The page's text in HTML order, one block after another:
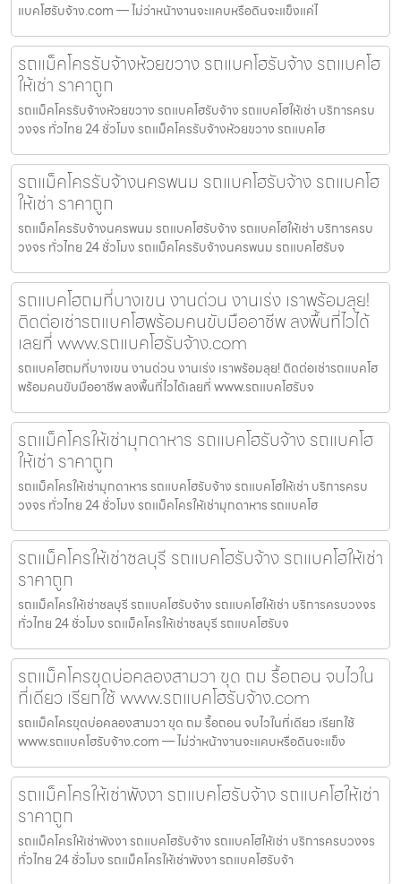
แบคโฮรับจ้าง.com — ไม่ว่าหน้างานจะแคบหรือดินจะแข็งแค่ไ
รถแม็คโครรับจ้างห้วยขวาง รถแบคโฮรับจ้าง รถแบคโฮ
ให้เช่า ราคาถูก
รถแม็คโครรับจ้างห้วยขวาง รถแบคโฮรับจ้าง รถแบคโฮให้เช่า บริการครบ
วงจร ทั่วไทย 24 ชั่วโมง รถแม็คโครรับจ้างห้วยขวาง รถแบคโฮ
รถแม็คโครรับจ้างนครพนม รถแบคโฮรับจ้าง รถแบคโฮ
ให้เช่า ราคาถูก
รถแม็คโครรับจ้างนครพนม รถแบคโฮรับจ้าง รถแบคโฮให้เช่า บริการครบ
วงจร ทั่วไทย 24 ชั่วโมง รถแม็คโครรับจ้างนครพนม รถแบคโฮรับจ
รถแบคโฮถมที่บางเขน งานด่วน งานเร่ง เราพร้อมลุย!
ติดต่อเช่ารถแบคโฮพร้อมคนขับมืออาชีพ ลงพื้นที่ไวได้
เลยที่ www.รถแบคโฮรับจ้าง.com
รถแบคโฮถมที่บางเขน งานด่วน งานเร่ง เราพร้อมลุย! ติดต่อเช่ารถแบคโฮ
พร้อมคนขับมืออาชีพ ลงพื้นที่ไวได้เลยที่ www.รถแบคโฮรับจ
รถแม็คโครให้เช่ามุกดาหาร รถแบคโฮรับจ้าง รถแบคโฮ
ให้เช่า ราคาถูก
รถแม็คโครให้เช่ามุกดาหาร รถแบคโฮรับจ้าง รถแบคโฮให้เช่า บริการครบ
วงจร ทั่วไทย 24 ชั่วโมง รถแม็คโครให้เช่ามุกดาหาร รถแบคโฮ
รถแม็คโครให้เช่าชลบุรี รถแบคโฮรับจ้าง รถแบคโฮให้เช่า
ราคาถูก
รถแม็คโครให้เช่าชลบุรี รถแบคโฮรับจ้าง รถแบคโฮให้เช่า บริการครบวงจร
ทั่วไทย 24 ชั่วโมง รถแม็คโครให้เช่าชลบุรี รถแบคโฮรับจ
รถแม็คโครขุดบ่อคลองสามวา ขุด ถม รื้อถอน จบไวใน
ที่เดียว เรียกใช้ www.รถแบคโฮรับจ้าง.com
รถแม็คโครขุดบ่อคลองสามวา ขุด ถม รื้อถอน จบไวในที่เดียว เรียกใช้
www.รถแบคโฮรับจ้าง.com — ไม่ว่าหน้างานจะแคบหรือดินจะแข็ง
รถแม็คโครให้เช่าพังงา รถแบคโฮรับจ้าง รถแบคโฮให้เช่า
ราคาถูก
รถแม็คโครให้เช่าพังงา รถแบคโฮรับจ้าง รถแบคโฮให้เช่า บริการครบวงจร
ทั่วไทย 24 ชั่วโมง รถแม็คโครให้เช่าพังงา รถแบคโฮรับจ้า